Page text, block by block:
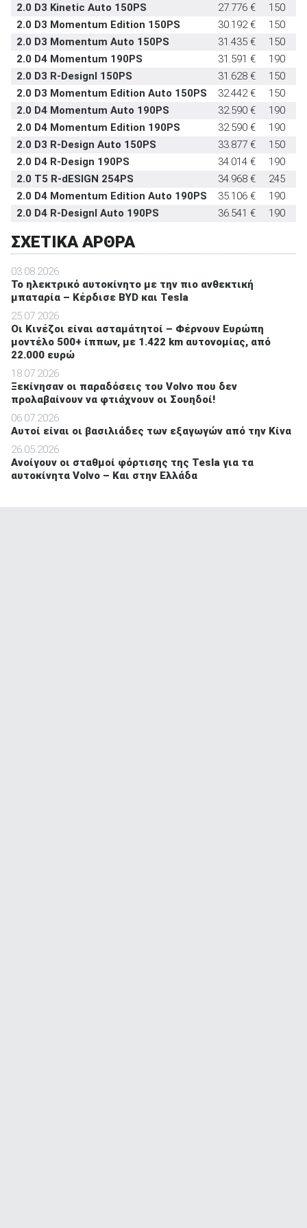
2.0 D3 Kinetic Auto 150PS 27.776 €
150
2.0 D3 Momentum Edition 150PS
30.192 €
150
2.0 D3 Momentum Auto 150PS
31.435 €
150
2.0 D4 Momentum 190PS
31.591 €
190
2.0 D3 R-Designl 150PS
31.628 €
150
2.0 D3 Momentum Edition Auto 150PS
32.442 €
150
2.0 D4 Momentum Auto 190PS
32.590 €
190
2.0 D4 Momentum Edition 190PS
32.590 €
190
2.0 D3 R-Design Auto 150PS
33.877 €
150
2.0 D4 R-Design 190PS
34.014 €
190
2.0 T5 R-dESIGN 254PS
34.968 €
245
2.0 D4 Momentum Edition Auto 190PS
35.106 €
190
2.0 D4 R-Designl Auto 190PS
36.541 € 190
ΣΧΕΤΙΚΑ ΑΡΘΡΑ
03.08.2026
Το ηλεκτρικό αυτοκίνητο με την πιο ανθεκτική
μπαταρία – Κέρδισε BYD και Tesla
25.07.2026
Οι Κινέζοι είναι ασταμάτητοί – Φέρνουν Ευρώπη
μοντέλο 500+ ίππων, με 1.422 km αυτονομίας, από
22.000 ευρώ
18.07.2026
Ξεκίνησαν οι παραδόσεις του Volvo που δεν
προλαβαίνουν να φτιάχνουν οι Σουηδοί!
06.07.2026
Αυτοί είναι οι βασιλιάδες των εξαγωγών από την Κίνα
26.05.2026
Ανοίγουν οι σταθμοί φόρτισης της Tesla για τα
αυτοκίνητα Volvo – Και στην Ελλάδα